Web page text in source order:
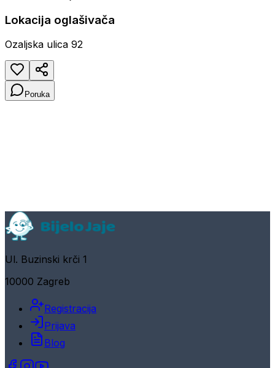
Lokacija oglašivača
Ozaljska ulica 92
Poruka
Ul. Buzinski krči 1
10000 Zagreb
Registracija
Prijava
Blog